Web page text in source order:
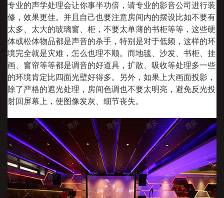
专业的声学处理会让你事半功倍，请专业的影音公司进行装
修，效果更佳。并且自己也要注意房间内的摆设比如不要有
太多、太大的玻璃窗、柜，不要太单薄的书柜等等，这些硬
体或松体物品都是声音的杀手，特别是对于低频，这样的环
境完全就是灾难，怎么也理不顺。而地毯、沙发、书柜、挂
画、窗帘等等都是调音的好道具，扩散、吸收等处理多一些
的环境肯定比四面光壁好得多。另外，如果上大画面投影，
除了严格的遮光处理，房间色调也不要太明亮，避免反光投
射回屏幕上，使图像发灰、细节丧失。